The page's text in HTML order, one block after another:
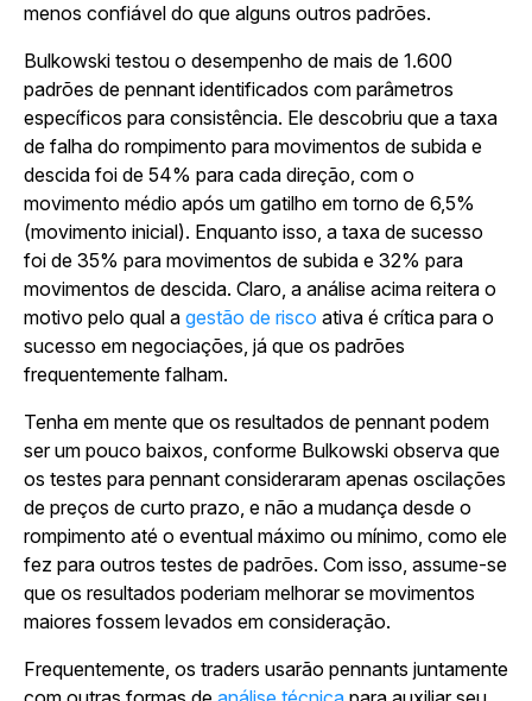
menos confiável do que alguns outros padrões.
Bulkowski testou o desempenho de mais de 1.600
padrões de pennant identificados com parâmetros
específicos para consistência. Ele descobriu que a taxa
de falha do rompimento para movimentos de subida e
descida foi de 54% para cada direção, com o
movimento médio após um gatilho em torno de 6,5%
(movimento inicial). Enquanto isso, a taxa de sucesso
foi de 35% para movimentos de subida e 32% para
movimentos de descida. Claro, a análise acima reitera o
motivo pelo qual a gestão de risco ativa é crítica para o
sucesso em negociações, já que os padrões
frequentemente falham.
Tenha em mente que os resultados de pennant podem
ser um pouco baixos, conforme Bulkowski observa que
os testes para pennant consideraram apenas oscilações
de preços de curto prazo, e não a mudança desde o
rompimento até o eventual máximo ou mínimo, como ele
fez para outros testes de padrões. Com isso, assume-se
que os resultados poderiam melhorar se movimentos
maiores fossem levados em consideração.
Frequentemente, os traders usarão pennants juntamente